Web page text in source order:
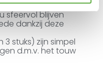
sfeervol blijven
dankzij deze
3 stuks) zijn simpel
d.m.v. het touw